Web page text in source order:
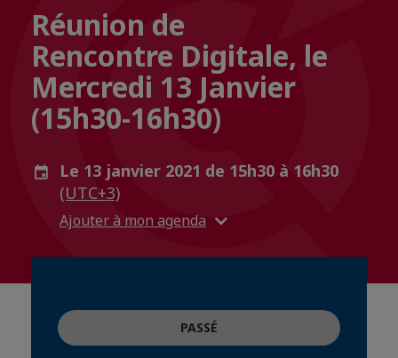
Réunion de
Rencontre Digitale, le
Mercredi 13 Janvier
(15h30-16h30)
Le 13 janvier 2021 de 15h30 à 16h30
(UTC+3)
Ajouter à mon agenda
PASSÉ